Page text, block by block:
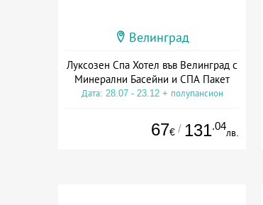
Велинград
Луксозен Спа Хотел във Велинград с
Минерални Басейни и СПА Пакет
Дата: 28.07 - 23.12 + полупансион
67€ / 131.04
лв.